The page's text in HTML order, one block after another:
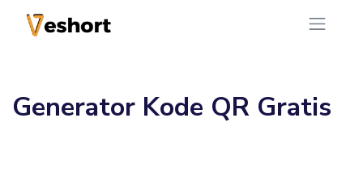
Generator Kode QR Gratis